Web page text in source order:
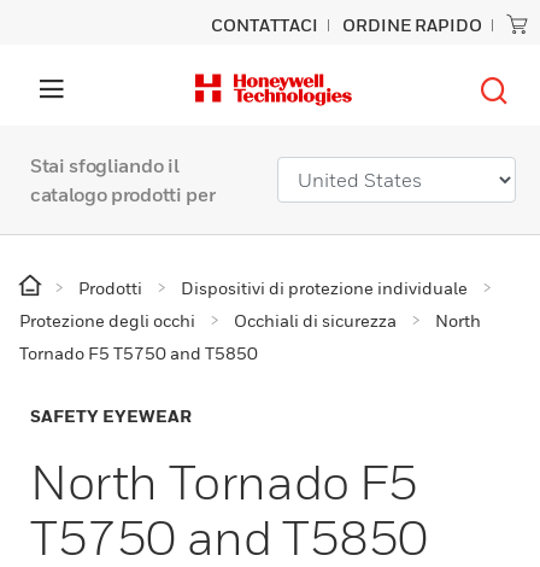
CONTATTACI ORDINE RAPIDO
Stai sfogliando il
catalogo prodotti per
Prodotti
Dispositivi di protezione individuale
Protezione degli occhi
Occhiali di sicurezza
North
Tornado F5 T5750 and T5850
SAFETY EYEWEAR
North Tornado F5
T5750 and T5850